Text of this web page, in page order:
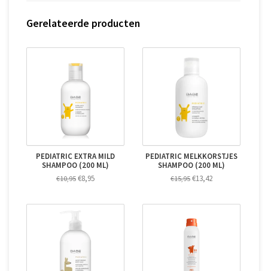
Gerelateerde producten
PEDIATRIC EXTRA MILD
SHAMPOO (200 ML)
€10,95 €8,95
PEDIATRIC MELKKORSTJES
SHAMPOO (200 ML)
€15,95 €13,42